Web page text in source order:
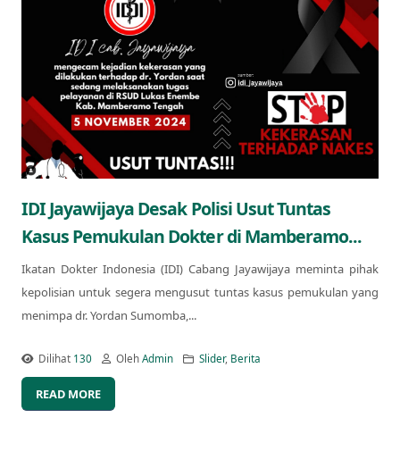
IDI Jayawijaya Desak Polisi Usut Tuntas
Kasus Pemukulan Dokter di Mamberamo...
Ikatan Dokter Indonesia (IDI) Cabang Jayawijaya meminta pihak
kepolisian untuk segera mengusut tuntas kasus pemukulan yang
menimpa dr. Yordan Sumomba,...
Dilihat 130 OlehAdmin Slider, Berita
READ MORE